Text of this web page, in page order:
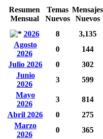
Resumen
Mensual
Temas
Nuevos
Mensajes
Nuevos
2026
8 3,135
Agosto
2026
0 144
Julio 2026
0 302
Junio
2026
3 599
Mayo
2026
3 814
Abril 2026
0 275
Marzo
2026
0 365